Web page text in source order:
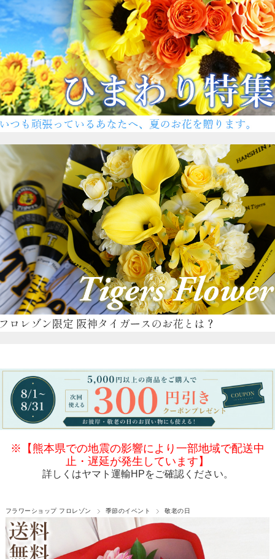
※【熊本県での地震の影響により一部地域で配送中
止・遅延が発生しています】
詳しくはヤマト運輸HPをご確認ください。
フラワーショップ フロレゾン 季節のイベント 敬老の日